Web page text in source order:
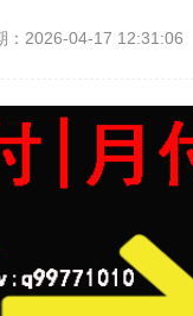
： 2026-04-17 12:31:06